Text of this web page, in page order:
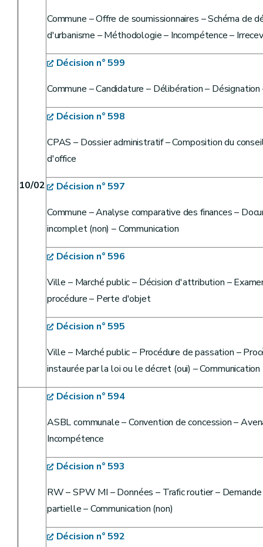
10/02
Commune – Offre de soumissionnaires – Schéma de
d'urbanisme – Méthodologie – Incompétence –
Décision n° 599
Commune – Candidature – Délibération –
Décision n° 598
CPAS – Dossier administratif – Composition du
d'office
Décision n° 597
Commune – Analyse comparative des finances –
incomplet (non) – Communication
Décision n° 596
Ville – Marché public – Décision d'attribution –
procédure – Perte d'objet
Décision n° 595
Ville – Marché public – Procédure de passation –
instaurée par la loi ou le décret (oui) – Communication
Décision n° 594
ASBL communale – Convention de concession –
Incompétence
Décision n° 593
RW – SPW MI – Données – Trafic routier –
partielle – Communication (non)
Décision n° 592